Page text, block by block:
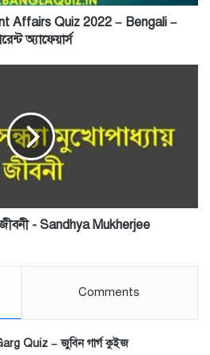
Affairs Quiz 2022 – Bengali –
অ্যাফেয়ার্স
জীবনী - Sandhya Mukherjee
Comments
Quiz – জুবিন গার্গ কুইজ